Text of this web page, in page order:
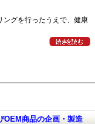
ングを行ったうえで、健康
OEM商品の企画・製造